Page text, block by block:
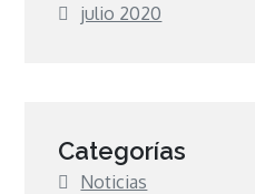
julio 2020
Categorías
Noticias